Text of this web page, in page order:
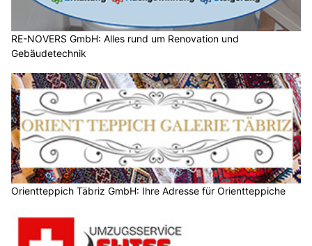
RE-NOVERS GmbH: Alles rund um Renovation und
Gebäudetechnik
Orientteppich Täbriz GmbH: Ihre Adresse für Orientteppiche